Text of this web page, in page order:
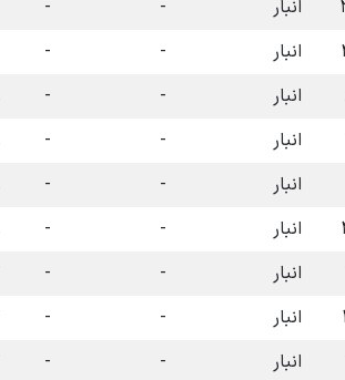
انبار -
-
انبار -
-
انبار -
-
انبار -
-
انبار -
-
انبار -
-
انبار -
-
انبار -
-
انبار -
-